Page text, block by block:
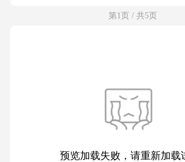
第1页 / 共5页
预览加载失败，请重新加载